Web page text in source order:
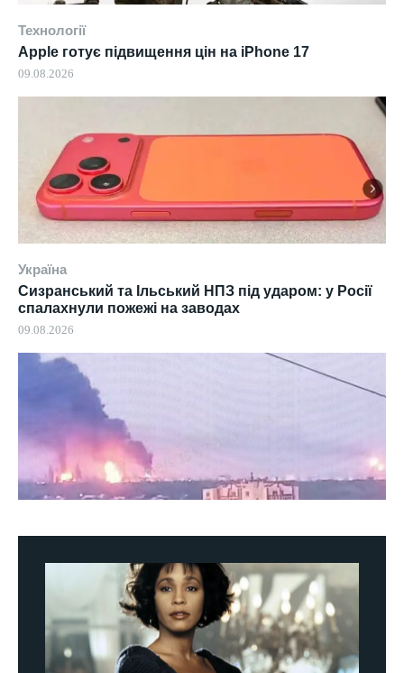
Технології
Apple готує підвищення цін на iPhone 17
09.08.2026
Україна
Сизранський та Ільський НПЗ під ударом: у Росії
спалахнули пожежі на заводах
09.08.2026